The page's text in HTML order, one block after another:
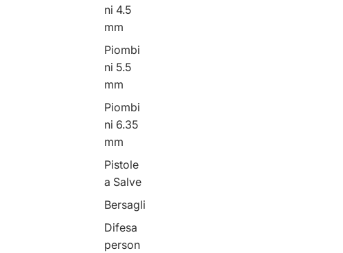
ni 4.5
mm
Piombi
ni 5.5
mm
Piombi
ni 6.35
mm
Pistole
a Salve
Bersagli
Difesa
person